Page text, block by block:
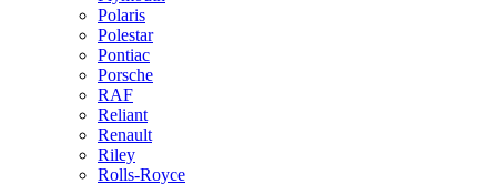
Polaris
Polestar
Pontiac
Porsche
RAF
Reliant
Renault
Riley
Rolls-Royce